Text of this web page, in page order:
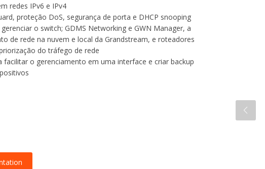
redes IPv6 e IPv4
proteção DoS, segurança de porta e DHCP snooping
o switch; GDMS Networking e GWN Manager, a
de rede na nuvem e local da Grandstream, e roteadores
do tráfego de rede
facilitar o gerenciamento em uma interface e criar backup